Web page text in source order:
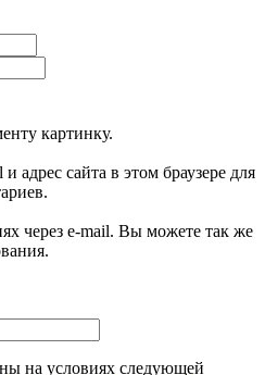
картинку.
адрес сайта в этом браузере для
через e-mail. Вы можете так же
на условиях следующей